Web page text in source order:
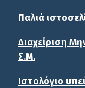
Παλιά
Διαχείριση
Σ.Μ.
Ιστολόγιο